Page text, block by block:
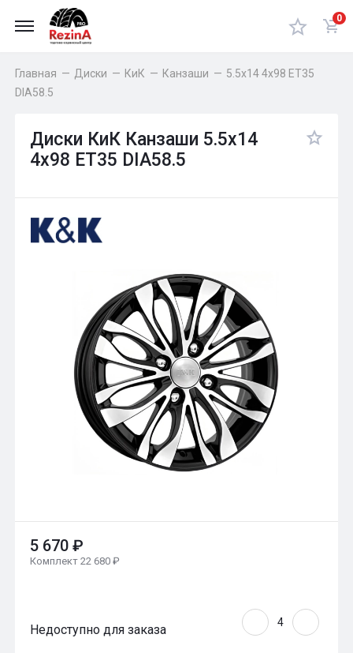
0
Главная — Диски — КиК — Канзаши — 5.5x14 4x98 ET35
DIA58.5
Диски КиК Канзаши 5.5x14
4x98 ET35 DIA58.5
5 670 ₽
Комплект 22 680 ₽
Недоступно для заказа